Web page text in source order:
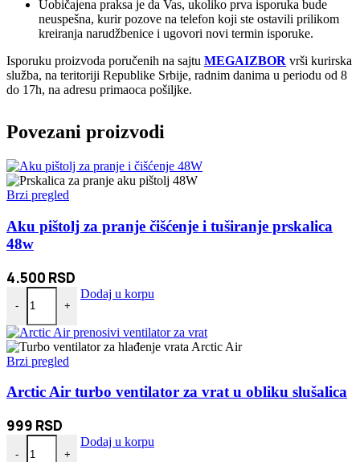
Uobičajena praksa je da Vas, ukoliko prva isporuka bude
neuspešna, kurir pozove na telefon koji ste ostavili prilikom
kreiranja narudžbenice i ugovori novi termin isporuke.
Isporuku proizvoda poručenih na sajtu MEGAIZBOR vrši kurirska
služba, na teritoriji Republike Srbije, radnim danima u periodu od 8
do 17h, na adresu primaoca pošiljke.
Povezani proizvodi
Brzi pregled
Aku pištolj za pranje čišćenje i tuširanje prskalica
48w
4.500 RSD
-
Aku pištolj za pranje čišćenje i tuširanje prskalica 48w količina
+
Dodaj u korpu
Brzi pregled
Arctic Air turbo ventilator za vrat u obliku slušalica
999 RSD
-
Arctic Air turbo ventilator za vrat u obliku slušalica količina
+
Dodaj u korpu